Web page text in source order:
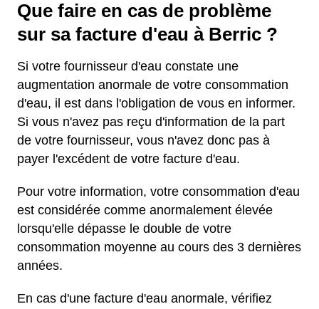
Que faire en cas de problème
sur sa facture d'eau à Berric ?
Si votre fournisseur d'eau constate une
augmentation anormale de votre consommation
d'eau, il est dans l'obligation de vous en informer.
Si vous n'avez pas reçu d'information de la part
de votre fournisseur, vous n'avez donc pas à
payer l'excédent de votre facture d'eau.
Pour votre information, votre consommation d'eau
est considérée comme anormalement élevée
lorsqu'elle dépasse le double de votre
consommation moyenne au cours des 3 dernières
années.
En cas d'une facture d'eau anormale, vérifiez